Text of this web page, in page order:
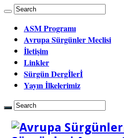
ASM Programı
Avrupa Sürgünler Meclisi
İletişim
Linkler
Sürgün Dergİlerİ
Yayın İlkelerimiz